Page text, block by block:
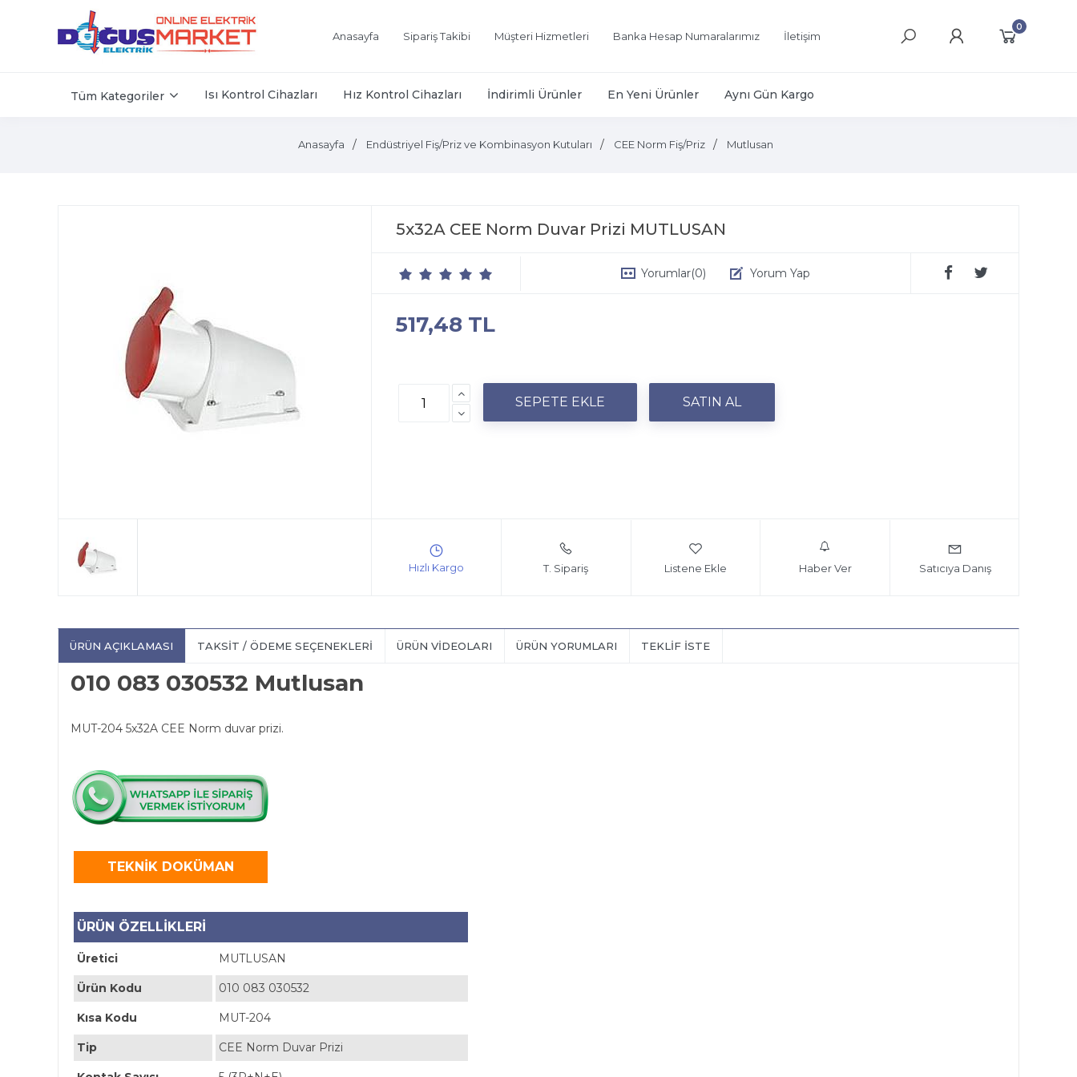
Anasayfa Sipariş Takibi Müşteri Hizmetleri Banka Hesap Numaralarımız İletişim
0
Tüm Kategoriler Isı Kontrol Cihazları Hız Kontrol Cihazları İndirimli Ürünler En Yeni Ürünler Aynı Gün Kargo
Anasayfa Endüstriyel Fiş/Priz ve Kombinasyon Kutuları CEE Norm Fiş/Priz Mutlusan
5x32A CEE Norm Duvar Prizi MUTLUSAN
Yorumlar(0) Yorum Yap
517,48 TL
T. Sipariş Listene Ekle Haber Ver Satıcıya Danış
ÜRÜN AÇIKLAMASI TAKSIT / ÖDEME SEÇENEKLERI ÜRÜN VIDEOLARI ÜRÜN YORUMLARI TEKLIF İSTE
010 083 030532 Mutlusan
MUT-204 5x32A CEE Norm duvar prizi.
TEKNİK DOKÜMAN
ÜRÜN ÖZELLİKLERİ
Üretici MUTLUSAN
Ürün Kodu 010 083 030532
Kısa Kodu MUT-204
Tip CEE Norm Duvar Prizi